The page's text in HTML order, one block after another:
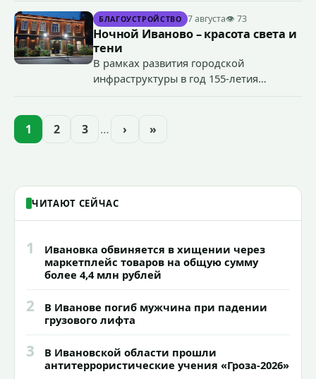
террористического акта на объекте
органов государственной власти.
«Гроза-2026».
БЛАГОУСТРОЙСТВО 7 августа👁 73
Ночной Иваново – красота света и
тени
В рамках развития городской
инфраструктуры в год 155-летия
проекта подсветки исторических
1 2 3 … › »
ЧИТАЮТ СЕЙЧАС
1
Ивановка обвиняется в хищении через
маркетплейс товаров на общую сумму
более 4,4 млн рублей
2
В Иванове погиб мужчина при падении
грузового лифта
3
В Ивановской области прошли
антитеррористические учения «Гроза-2026»